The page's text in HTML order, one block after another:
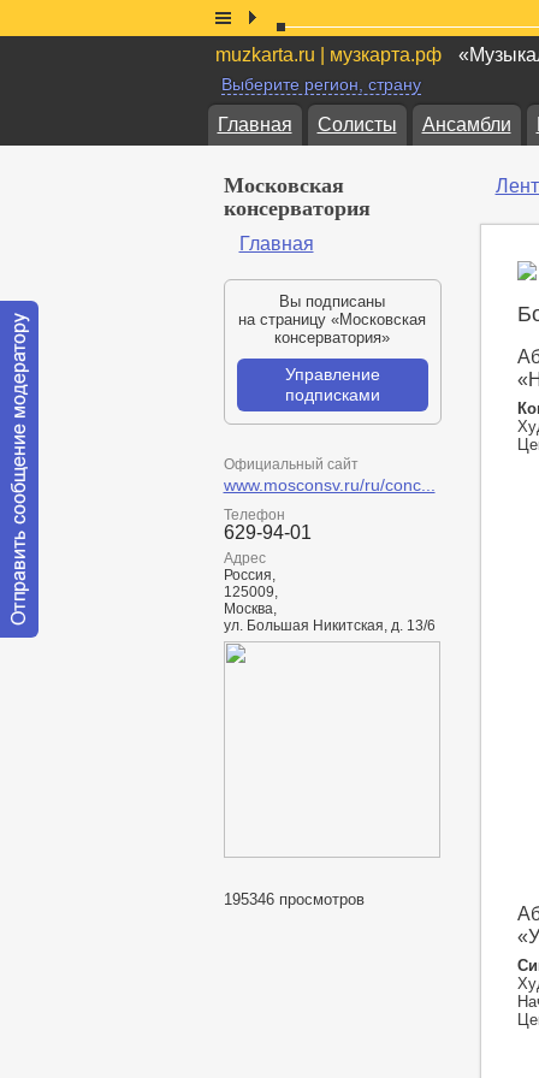
muzkarta.ru | музкарта.рф
Выберите регион, страну
Главная Солисты Ансамбли
Московская
консерватория
Главная
Вы подписаны
на страницу «Московская
консерватория»
Управление
подписками
Официальный сайт
www.mosconsv.ru/ru/conc...
Телефон
629-94-01
Адрес
Россия,
125009,
Москва,
ул. Большая Никитская, д. 13/6
195346 просмотров